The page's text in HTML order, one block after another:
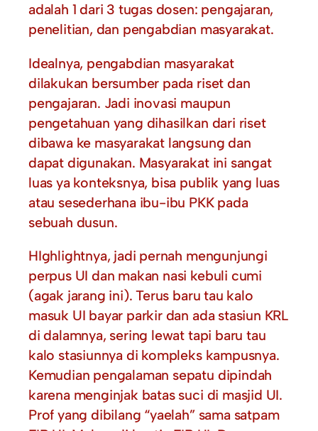
adalah 1 dari 3 tugas dosen: pengajaran,
penelitian, dan pengabdian masyarakat.
Idealnya, pengabdian masyarakat
dilakukan bersumber pada riset dan
pengajaran. Jadi inovasi maupun
pengetahuan yang dihasilkan dari riset
dibawa ke masyarakat langsung dan
dapat digunakan. Masyarakat ini sangat
luas ya konteksnya, bisa publik yang luas
atau sesederhana ibu-ibu PKK pada
sebuah dusun.
HIghlightnya, jadi pernah mengunjungi
perpus UI dan makan nasi kebuli cumi
(agak jarang ini). Terus baru tau kalo
masuk UI bayar parkir dan ada stasiun KRL
di dalamnya, sering lewat tapi baru tau
kalo stasiunnya di kompleks kampusnya.
Kemudian pengalaman sepatu dipindah
karena menginjak batas suci di masjid UI.
Prof yang dibilang “yaelah” sama satpam